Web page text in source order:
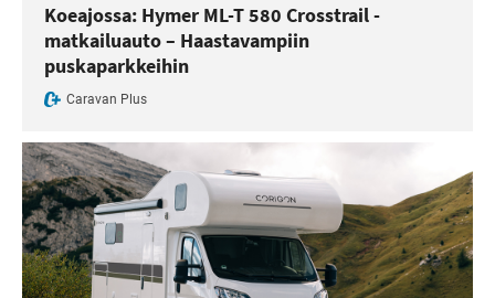
Koeajossa: Hymer ML-T 580 Crosstrail -
matkailuauto – Haastavampiin
puskaparkkeihin
Caravan Plus